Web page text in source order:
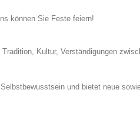
können Sie Feste feiern!
Kultur, Verständigungen
und bietet neue